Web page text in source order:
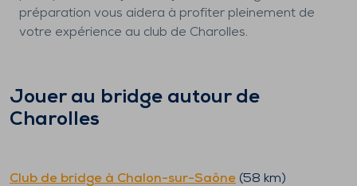
préparation vous aidera à profiter pleinement de
votre expérience au club de Charolles.
Jouer au bridge autour de
Charolles
Club de bridge à Chalon-sur-Saône (58 km)